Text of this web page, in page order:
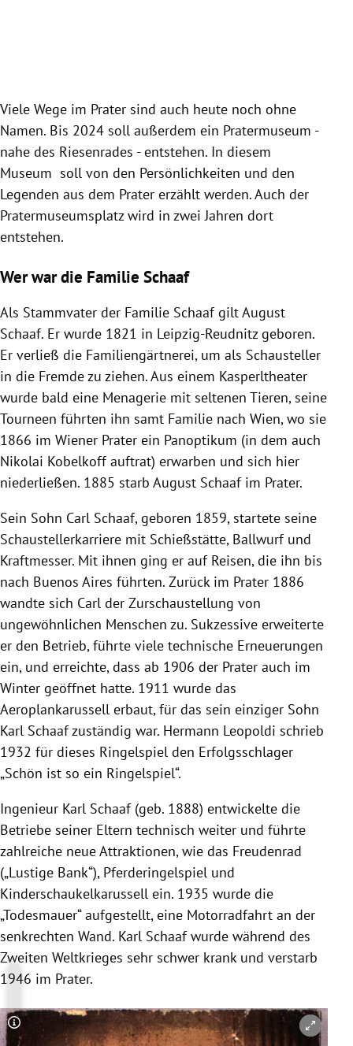
Viele Wege im Prater sind auch heute noch ohne
Namen. Bis 2024 soll außerdem ein Pratermuseum -
nahe des Riesenrades - entstehen. In diesem
Museum soll von den Persönlichkeiten und den
Legenden aus dem Prater erzählt werden. Auch der
Pratermuseumsplatz wird in zwei Jahren dort
entstehen.
Wer war die Familie Schaaf
Als Stammvater der Familie Schaaf gilt August
Schaaf. Er wurde 1821 in Leipzig-Reudnitz geboren.
Er verließ die Familiengärtnerei, um als Schausteller
in die Fremde zu ziehen. Aus einem Kasperltheater
wurde bald eine Menagerie mit seltenen Tieren, seine
Tourneen führten ihn samt Familie nach Wien, wo sie
1866 im Wiener Prater ein Panoptikum (in dem auch
Nikolai Kobelkoff auftrat) erwarben und sich hier
niederließen. 1885 starb August Schaaf im Prater.
Sein Sohn Carl Schaaf, geboren 1859, startete seine
Schaustellerkarriere mit Schießstätte, Ballwurf und
Kraftmesser. Mit ihnen ging er auf Reisen, die ihn bis
nach Buenos Aires führten. Zurück im Prater 1886
wandte sich Carl der Zurschaustellung von
ungewöhnlichen Menschen zu. Sukzessive erweiterte
er den Betrieb, führte viele technische Erneuerungen
ein, und erreichte, dass ab 1906 der Prater auch im
Winter geöffnet hatte. 1911 wurde das
Aeroplankarussell erbaut, für das sein einziger Sohn
Karl Schaaf zuständig war. Hermann Leopoldi schrieb
1932 für dieses Ringelspiel den Erfolgsschlager
„Schön ist so ein Ringelspiel“.
Ingenieur Karl Schaaf (geb. 1888) entwickelte die
Betriebe seiner Eltern technisch weiter und führte
zahlreiche neue Attraktionen, wie das Freudenrad
(„Lustige Bank“), Pferderingelspiel und
Kinderschaukelkarussell ein. 1935 wurde die
„Todesmauer“ aufgestellt, eine Motorradfahrt an der
senkrechten Wand. Karl Schaaf wurde während des
Zweiten Weltkrieges sehr schwer krank und verstarb
1946 im Prater.
Copyright-Hinweis öffnen/schließen